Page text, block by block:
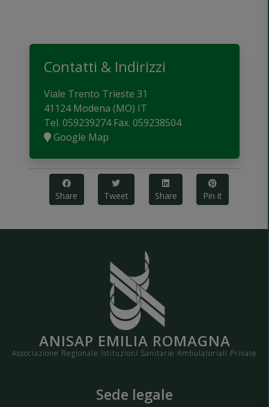
Contatti & Indirizzi
Viale Trento Trieste 31
41124 Modena (MO) IT
Tel.059239274Fax.059238504
Google Map
Share Tweet Share Pin it
ANISAP EMILIA ROMAGNA
Associazione Regionale Istituzioni Sanitarie Ambulatoriali Private
Sede legale